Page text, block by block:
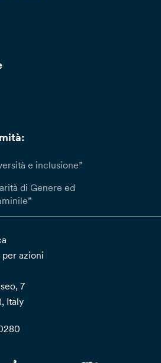
e inclusione”
di Genere ed
azioni
7
Italy